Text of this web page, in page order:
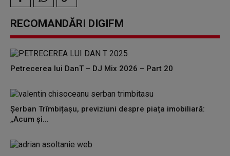
RECOMANDĂRI DIGIFM
Petrecerea lui DanT – DJ Mix 2026 – Part 20
Șerban Trîmbițașu, previziuni despre piața imobiliară:
„Acum și...